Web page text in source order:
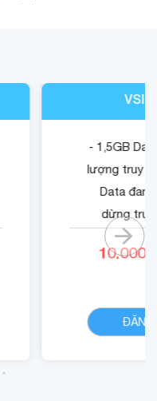
- 1,5GB
lượng truy
Data
dừng truy
không
- Quyền lợi
10.000
ĐĂNG